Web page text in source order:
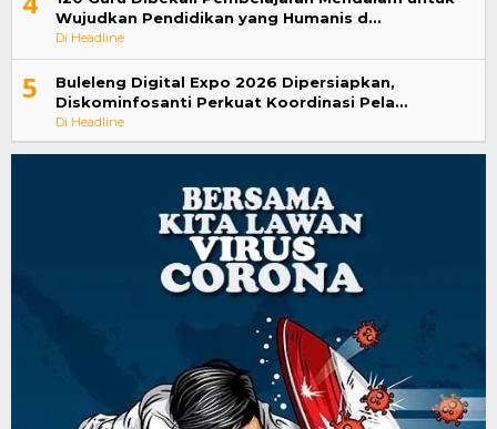
Wujudkan Pendidikan yang Humanis d…
Di Headline
5
Buleleng Digital Expo 2026 Dipersiapkan,
Diskominfosanti Perkuat Koordinasi Pela…
Di Headline